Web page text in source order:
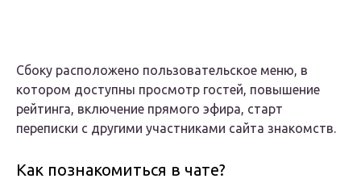
Сбоку расположено пользовательское меню, в
котором доступны просмотр гостей, повышение
рейтинга, включение прямого эфира, старт
переписки с другими участниками сайта знакомств.
Как познакомиться в чате?